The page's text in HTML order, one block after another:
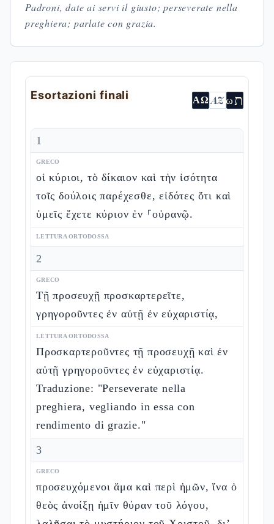
Padroni, date ai servi il giusto; perseverate nella
preghiera; parlate con grazia.
Esortazioni finali ΑΩ AZωת
1
GRECO
οἱ κύριοι, τὸ δίκαιον καὶ τὴν ἰσότητα
τοῖς δούλοις παρέχεσθε, εἰδότες ὅτι καὶ
ὑμεῖς ἔχετε κύριον ἐν ⸀οὐρανῷ.
LETTURA ORTODOSSA
2
GRECO
Τῇ προσευχῇ προσκαρτερεῖτε,
γρηγοροῦντες ἐν αὐτῇ ἐν εὐχαριστίᾳ,
LETTURA ORTODOSSA
Προσκαρτεροῦντες τῇ προσευχῇ καὶ ἐν
αὐτῇ γρηγοροῦντες ἐν εὐχαριστίᾳ.
Traduzione: "Perseverate nella
preghiera, vegliando in essa con
rendimento di grazie."
3
GRECO
προσευχόμενοι ἅμα καὶ περὶ ἡμῶν, ἵνα ὁ
θεὸς ἀνοίξῃ ἡμῖν θύραν τοῦ λόγου,